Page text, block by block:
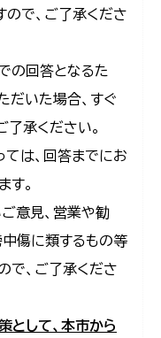
ので、ご了承くださ
の回答となるた
だいた場合、すぐ
了承ください。
ては、回答までにお
す。
意見、営業や勧
中傷に類するもの等
で、ご了承くださ
として、本市から